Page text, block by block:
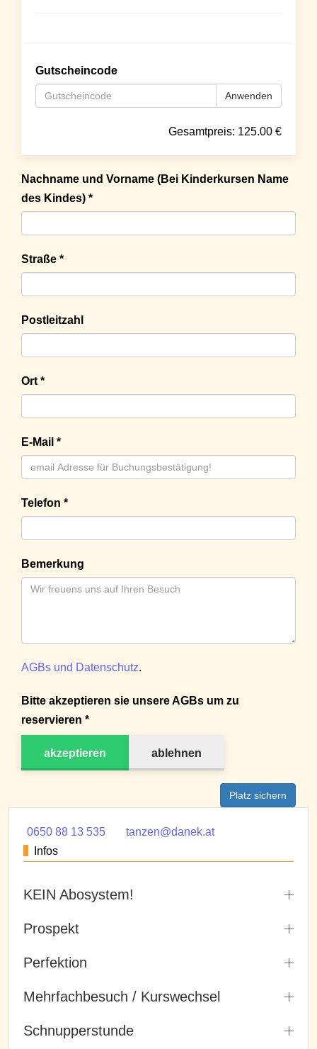
Gutscheincode
Anwenden
Gesamtpreis: 125.00 €
Nachname und Vorname (Bei Kinderkursen Name
des Kindes) *
Straße *
Postleitzahl
Ort *
E-Mail *
Telefon *
Bemerkung
AGBs und Datenschutz.
Bitte akzeptieren sie unsere AGBs um zu
reservieren *
akzeptieren ablehnen
Platz sichern
0650 88 13 535
tanzen@danek.at
Infos
KEIN Abosystem!
Prospekt
Perfektion
Mehrfachbesuch / Kurswechsel
Schnupperstunde